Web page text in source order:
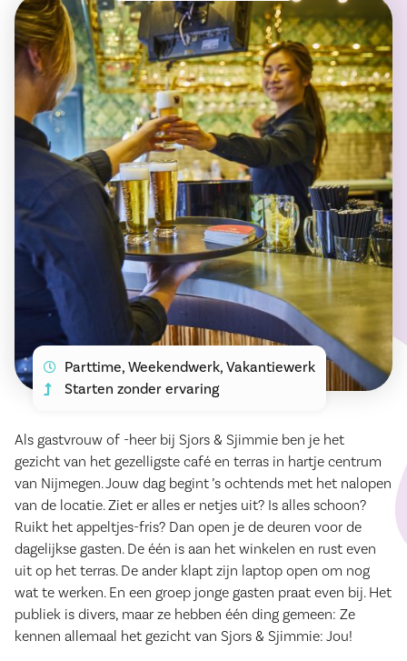
Parttime, Weekendwerk, Vakantiewerk
Starten zonder ervaring
Als gastvrouw of -heer bij Sjors & Sjimmie ben je het
gezicht van het gezelligste café en terras in hartje centrum
van Nijmegen. Jouw dag begint ’s ochtends met het nalopen
van de locatie. Ziet er alles er netjes uit? Is alles schoon?
Ruikt het appeltjes-fris? Dan open je de deuren voor de
dagelijkse gasten. De één is aan het winkelen en rust even
uit op het terras. De ander klapt zijn laptop open om nog
wat te werken. En een groep jonge gasten praat even bij. Het
publiek is divers, maar ze hebben één ding gemeen: Ze
kennen allemaal het gezicht van Sjors & Sjimmie: Jou!